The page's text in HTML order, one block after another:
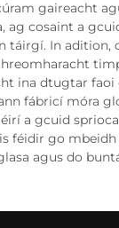
gaireacht
ag cosaint a
táirgí. In adition,
ina dtugtar faoi
fábricí móra
a gcuid
féidir go
agus do